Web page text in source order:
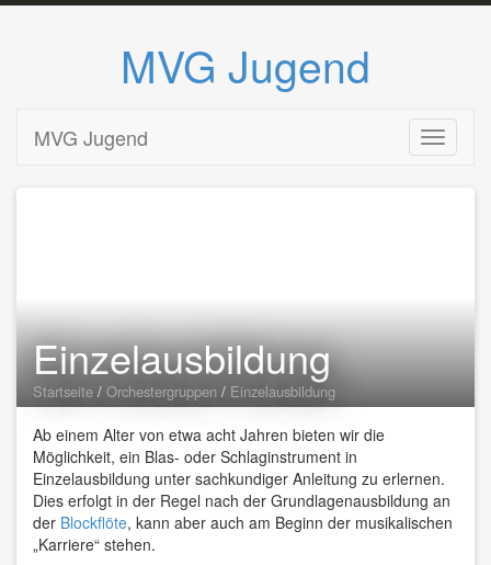
MVG Jugend
Toggle
MVG Jugend
Einzelausbildung
Startseite / Orchestergruppen / Einzelausbildung
Ab einem Alter von etwa acht Jahren bieten wir die
Möglichkeit, ein Blas- oder Schlaginstrument in
Einzelausbildung unter sachkundiger Anleitung zu erlernen.
Dies erfolgt in der Regel nach der Grundlagenausbildung an
der Blockflöte, kann aber auch am Beginn der musikalischen
„Karriere“ stehen.